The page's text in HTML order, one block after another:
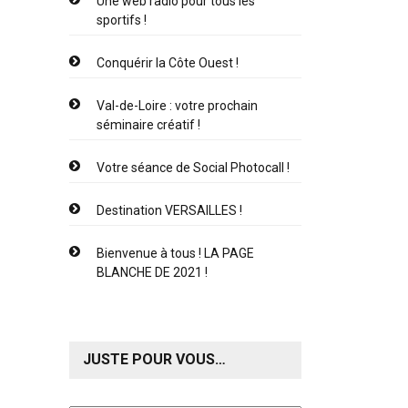
sportifs !
Conquérir la Côte Ouest !
Val-de-Loire : votre prochain
séminaire créatif !
Votre séance de Social Photocall !
Destination VERSAILLES !
Bienvenue à tous ! LA PAGE
BLANCHE DE 2021 !
JUSTE POUR VOUS…